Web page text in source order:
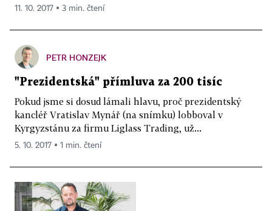
11. 10. 2017 ▪ 3 min. čtení
PETR HONZEJK
"Prezidentská" přímluva za 200 tisíc
Pokud jsme si dosud lámali hlavu, proč prezidentský
kancléř Vratislav Mynář (na snímku) lobboval v
Kyrgyzstánu za firmu Liglass Trading, už...
5. 10. 2017 ▪ 1 min. čtení